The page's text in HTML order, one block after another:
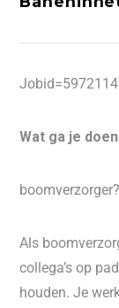
Wat ga je
boomverzorger?
Als
collega’s op
houden. Je